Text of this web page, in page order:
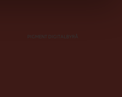
PIGMENT DIGITALBYRÅ